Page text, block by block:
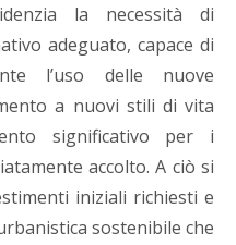
la necessità di
adeguato, capace di
l’uso delle nuove
a nuovi stili di vita
significativo per i
accolto. A ciò si
iniziali richiesti e
sostenibile che